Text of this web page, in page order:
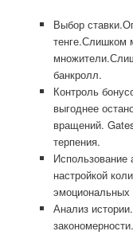
Выбор
тенге.Слишком
банкролл.
Контроль
выгоднее
вращений.
терпения.
Использование
настройкой
Анализ